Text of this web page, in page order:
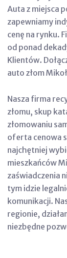
Auta z miejsca
zapewniamy
cenę na rynku.
od ponad
Klientów.
auto złom
Nasza firma
złomu, skup
złomowaniu
oferta cenowa
najchętniej
mieszkańców
zaświadczenia
tym idzie
komunikacji.
regionie,
niezbędne